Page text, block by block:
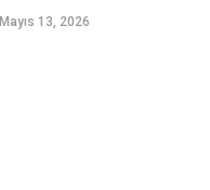
Mayıs 13, 2026